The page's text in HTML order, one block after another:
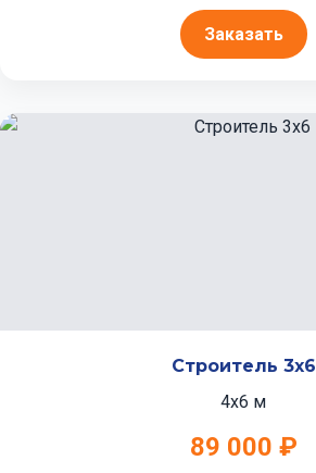
Заказать
Строитель 3x6
4x6 м
89 000 ₽